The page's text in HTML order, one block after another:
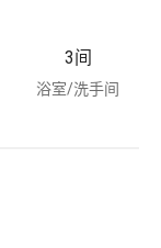
3间
浴室/洗手间